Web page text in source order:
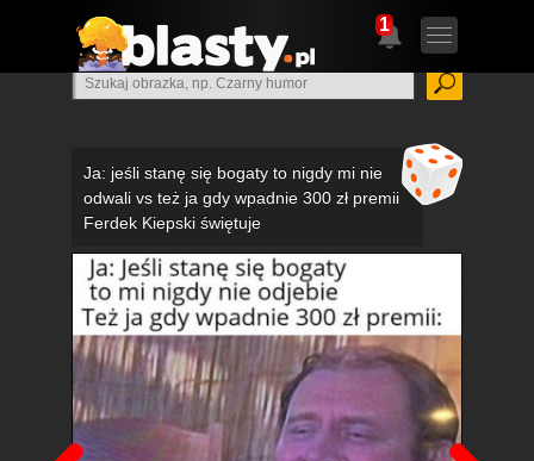
1
Ja: jeśli stanę się bogaty to nigdy mi nie
odwali vs też ja gdy wpadnie 300 zł premii
Ferdek Kiepski świętuje
Poprzedni